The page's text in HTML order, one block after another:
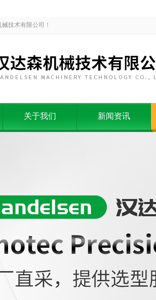
技术有限公司！
关于我们 新闻资讯